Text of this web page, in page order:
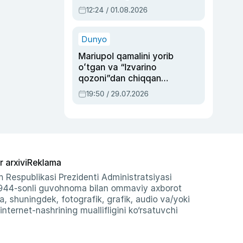
Oripovni siyosiy
ayblovlardan asrab
12:24 / 01.08.2026
Dunyo
Mariupol qamalini yorib
oʻtgan va “Izvarino
qozoni”dan chiqqan
qahramon — Ukraina
armiyasi bosh
19:50 / 29.07.2026
arxiviReklama
Respublikasi Prezidenti Administratsiyasi
sonli guvohnoma bilan ommaviy axborot
shuningdek, fotografik, grafik, audio va/yoki
nashrining muallifligini ko‘rsatuvchi